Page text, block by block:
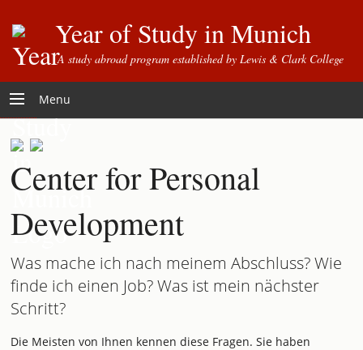
Year of Study in Munich
A study abroad program established by Lewis & Clark College
Menu
Center for Personal
Development
Was mache ich nach meinem Abschluss? Wie
finde ich einen Job? Was ist mein nächster
Schritt?
Die Meisten von Ihnen kennen diese Fragen. Sie haben